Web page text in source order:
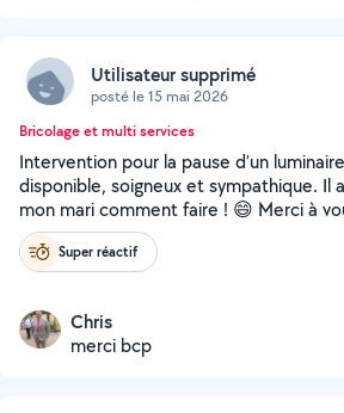
Utilisateur supprimé
posté le 15 mai 2026
Bricolage et multi services
Intervention pour la pause d’un
disponible, soigneux et sympathique. Il
mon mari comment faire ! 😄 Merci à
Super réactif
Chris
merci bcp